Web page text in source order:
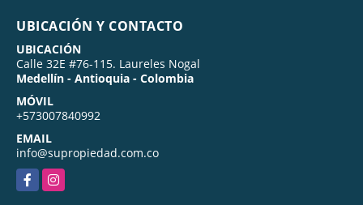
UBICACIÓN Y CONTACTO
UBICACIÓN
Calle 32E #76-115. Laureles Nogal
Medellín - Antioquia - Colombia
MÓVIL
+573007840992
EMAIL
info@supropiedad.com.co
FacebookInstagram